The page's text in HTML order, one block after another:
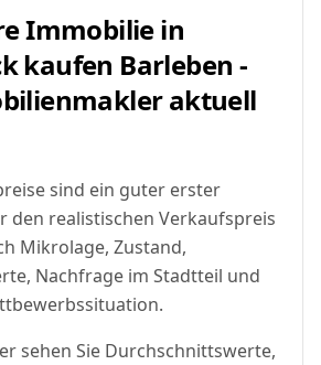
Immobilie in
kaufen Barleben -
aktuell
sind ein guter erster
den realistischen Verkaufspreis
Mikrolage, Zustand,
Nachfrage im Stadtteil und
sehen Sie Durchschnittswerte,